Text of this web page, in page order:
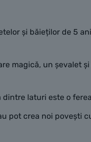
și băieților de 5
magică, un șevalet
dintre laturi este o
pot crea noi povești